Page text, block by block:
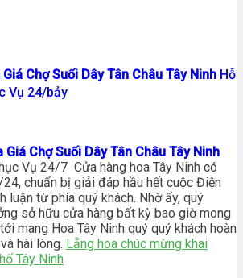
Chợ Suối Dây Tân Châu Tây Ninh Hỗ
Vụ 24/bảy
Chợ Suối Dây Tân Châu Tây Ninh
Vụ 24/7 Cửa hàng hoa Tây Ninh có
chuẩn bị giải đáp hầu hết cuộc Điện
luận từ phía quý khách. Nhờ ấy, quý
sở hữu cửa hàng bất kỳ bao giờ mong
mang Hoa Tây Ninh quý quý khách hoàn
hài lòng. Lẵng hoa chúc mừng khai
Tây Ninh